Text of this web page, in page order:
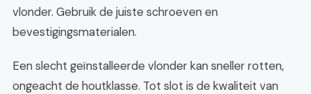
vlonder. Gebruik de juiste schroeven en
bevestigingsmaterialen.
Een slecht geïnstalleerde vlonder kan sneller rotten,
ongeacht de houtklasse. Tot slot is de kwaliteit van